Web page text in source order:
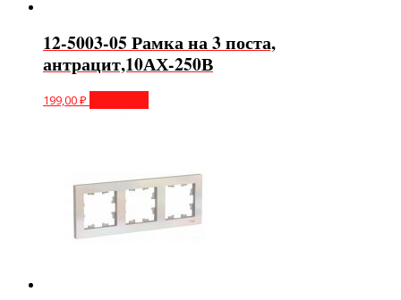
12-5003-05 Рамка на 3 поста,
антрацит,10АХ-250В
199,00₽